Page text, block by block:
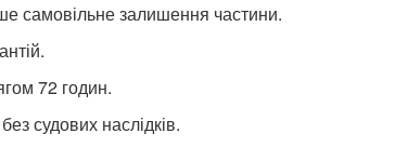
самовільне залишення частини.
72 годин.
судових наслідків.